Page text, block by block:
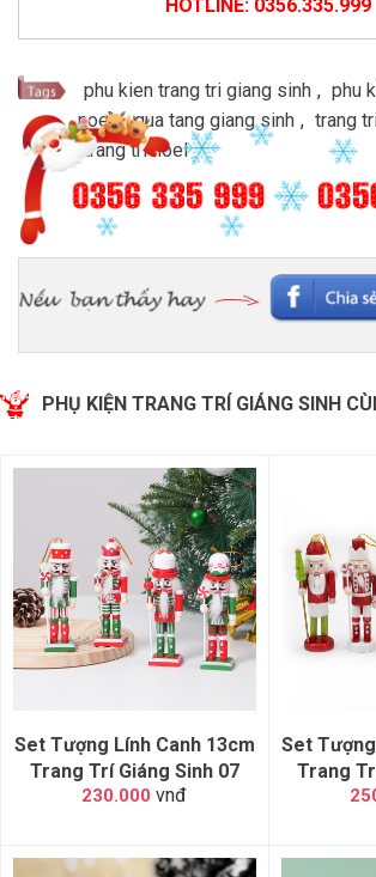
HOTLINE: 0356.335.999
phu kien trang tri giang sinh , phu
noel , qua tang giang sinh , trang
trang tri noel
PHỤ KIỆN TRANG TRÍ GIÁNG SINH
Set Tượng Lính Canh 13cm
Trang Trí Giáng Sinh 07
230.000 vnđ
Set
Trang